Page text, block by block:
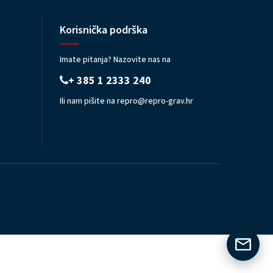
Korisnička podrška
Imate pitanja? Nazovite nas na
+ 385 1 2333 240
Ili nam pišite na repro@repro-grav.hr